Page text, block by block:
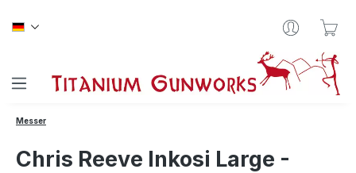
Messer
Chris Reeve Inkosi Large -